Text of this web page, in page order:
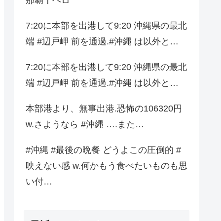
7:20に本部を出港して9:20 沖縄県の最北
端 #辺戸岬 前を通過.#沖縄 は以外と…
7:20に本部を出港して9:20 沖縄県の最北
端 #辺戸岬 前を通過.#沖縄 は以外と…
本部港より、無事出港.恐怖の106320円
w.さようなら #沖縄 ….また…
#沖縄 #最後の晩餐 どうよこの圧倒的 #
映えない感 w.何かもう食べたいものも思
い付…